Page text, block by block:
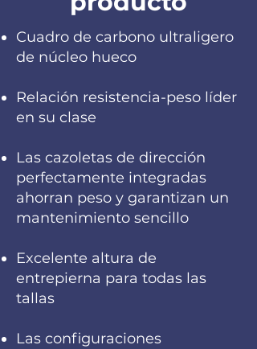
Cuadro de carbono ultraligero
de núcleo hueco
Relación resistencia-peso líder
en su clase
Las cazoletas de dirección
perfectamente integradas
ahorran peso y garantizan un
mantenimiento sencillo
Excelente altura de
entrepierna para todas las
tallas
Las configuraciones